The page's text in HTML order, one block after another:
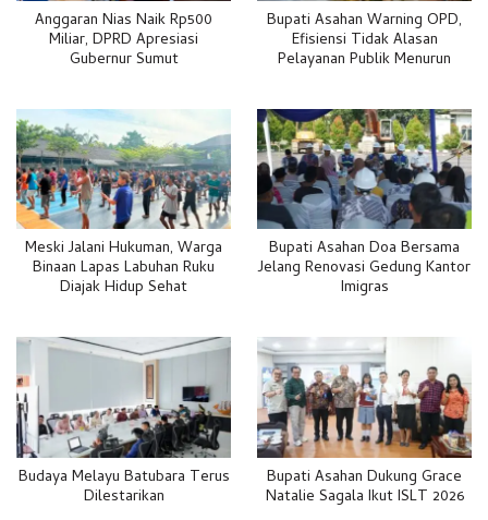
Anggaran Nias Naik Rp500
Miliar, DPRD Apresiasi
Gubernur Sumut
Bupati Asahan Warning OPD,
Efisiensi Tidak Alasan
Pelayanan Publik Menurun
Meski Jalani Hukuman, Warga
Binaan Lapas Labuhan Ruku
Diajak Hidup Sehat
Bupati Asahan Doa Bersama
Jelang Renovasi Gedung Kantor
Imigras
Budaya Melayu Batubara Terus
Dilestarikan
Bupati Asahan Dukung Grace
Natalie Sagala Ikut ISLT 2026